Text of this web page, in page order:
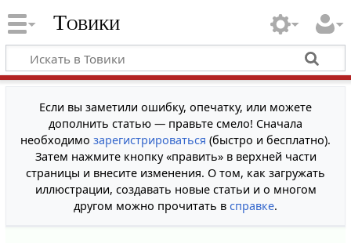
Товики
Если вы заметили ошибку, опечатку, или можете
дополнить статью — правьте смело! Сначала
необходимо зарегистрироваться (быстро и бесплатно).
Затем нажмите кнопку «править» в верхней части
страницы и внесите изменения. О том, как загружать
иллюстрации, создавать новые статьи и о многом
другом можно прочитать в справке.